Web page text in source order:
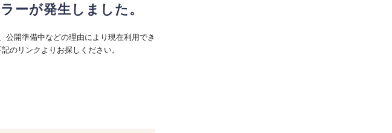
ーが発生しました。
公開準備中などの理由により現在利用でき
のリンクよりお探しください。